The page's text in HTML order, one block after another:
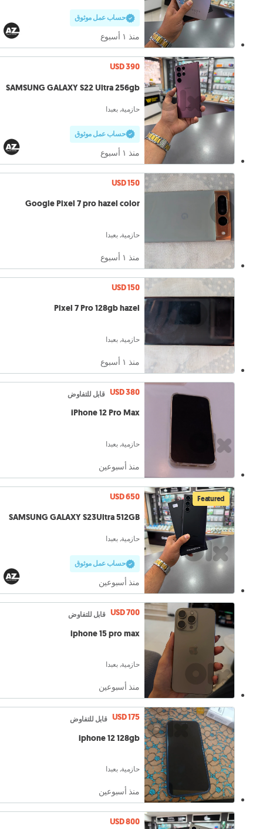
حساب عمل موثوق
منذ ١ أسبوع
USD 390
SAMSUNG GALAXY S22 Ultra 256gb
حازمية, بعبدا
حساب عمل موثوق
منذ ١ أسبوع
USD 150
Google Pixel 7 pro hazel color
حازمية, بعبدا
منذ ١ أسبوع
USD 150
Pixel 7 Pro 128gb hazel
حازمية, بعبدا
منذ ١ أسبوع
USD 380 قابل للتفاوض
iPhone 12 Pro Max
حازمية, بعبدا
منذ أسبوعين
Featured
USD 650
SAMSUNG GALAXY S23Ultra 512GB
حازمية, بعبدا
حساب عمل موثوق
منذ أسبوعين
USD 700 قابل للتفاوض
iphone 15 pro max
حازمية, بعبدا
منذ أسبوعين
USD 175 قابل للتفاوض
iphone 12 128gb
حازمية, بعبدا
منذ أسبوعين
USD 800